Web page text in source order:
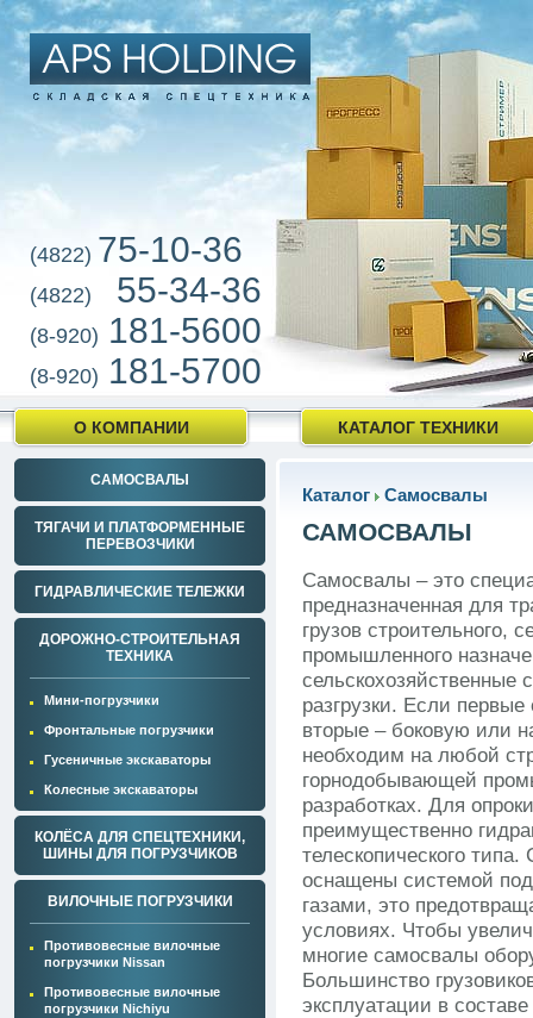
(4822) 75-10-36
(4822) 55-34-36
(8-920) 181-5600
(8-920) 181-5700
О КОМПАНИИ КАТАЛОГ ТЕХНИКИ
САМОСВАЛЫ
ТЯГАЧИ И ПЛАТФОРМЕННЫЕ
ПЕРЕВОЗЧИКИ
ГИДРАВЛИЧЕСКИЕ ТЕЛЕЖКИ
ДОРОЖНО-СТРОИТЕЛЬНАЯ
ТЕХНИКА
Мини-погрузчики
Фронтальные погрузчики
Гусеничные экскаваторы
Колесные экскаваторы
КОЛЁСА ДЛЯ СПЕЦТЕХНИКИ,
ШИНЫ ДЛЯ ПОГРУЗЧИКОВ
ВИЛОЧНЫЕ ПОГРУЗЧИКИ
Противовесные вилочные
погрузчики Nissan
Противовесные вилочные
погрузчики Nichiyu
Каталог Самосвалы
САМОСВАЛЫ
Самосвалы – это
предназначенная для
грузов строительного,
промышленного
разгрузки. Если
вторые – боковую или
необходим на любой
горнодобывающей
разработках. Для
преимущественно
телескопического
оснащены системой
газами, это
условиях. Чтобы
многие самосвалы
Большинство
эксплуатации в